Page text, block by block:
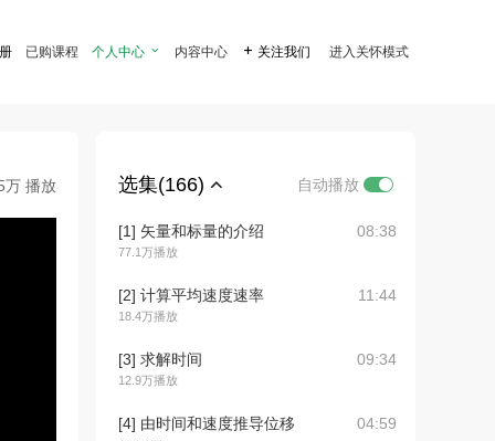
已购课程 个人中心  内容中心  关注我们 进入关怀模式
万 播放 选集(166) 自动播放
[1] 矢量和标量的介绍
77.1万播放
08:38
[2] 计算平均速度速率
18.4万播放
11:44
[3] 求解时间
12.9万播放
09:34
[4] 由时间和速度推导位移
04:59